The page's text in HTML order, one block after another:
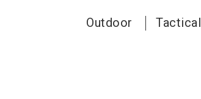
Outdoor Tactical